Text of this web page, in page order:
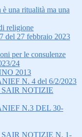
una ritualità ma una
religione
del 27 febbraio 2023
per le consulenze
24
2013
N. 4 del 6/2/2023
NOTIZIE
N.3 DEL 30-
NOTIZIE N. 1-